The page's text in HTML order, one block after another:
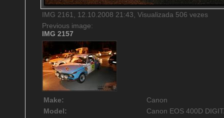
IMG 2161, 12.10.2008 21:43, Visualizada 506 vezes
Previous image:
IMG 2157
Make:
Canon
Model:
Canon EOS 400D